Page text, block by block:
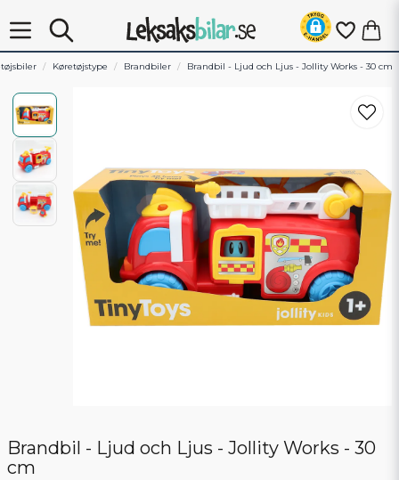
Køretøjstype Brandbiler Brandbil - Ljud och Ljus - Jollity Works - 30 cm
Brandbil - Ljud och Ljus - Jollity Works - 30
cm